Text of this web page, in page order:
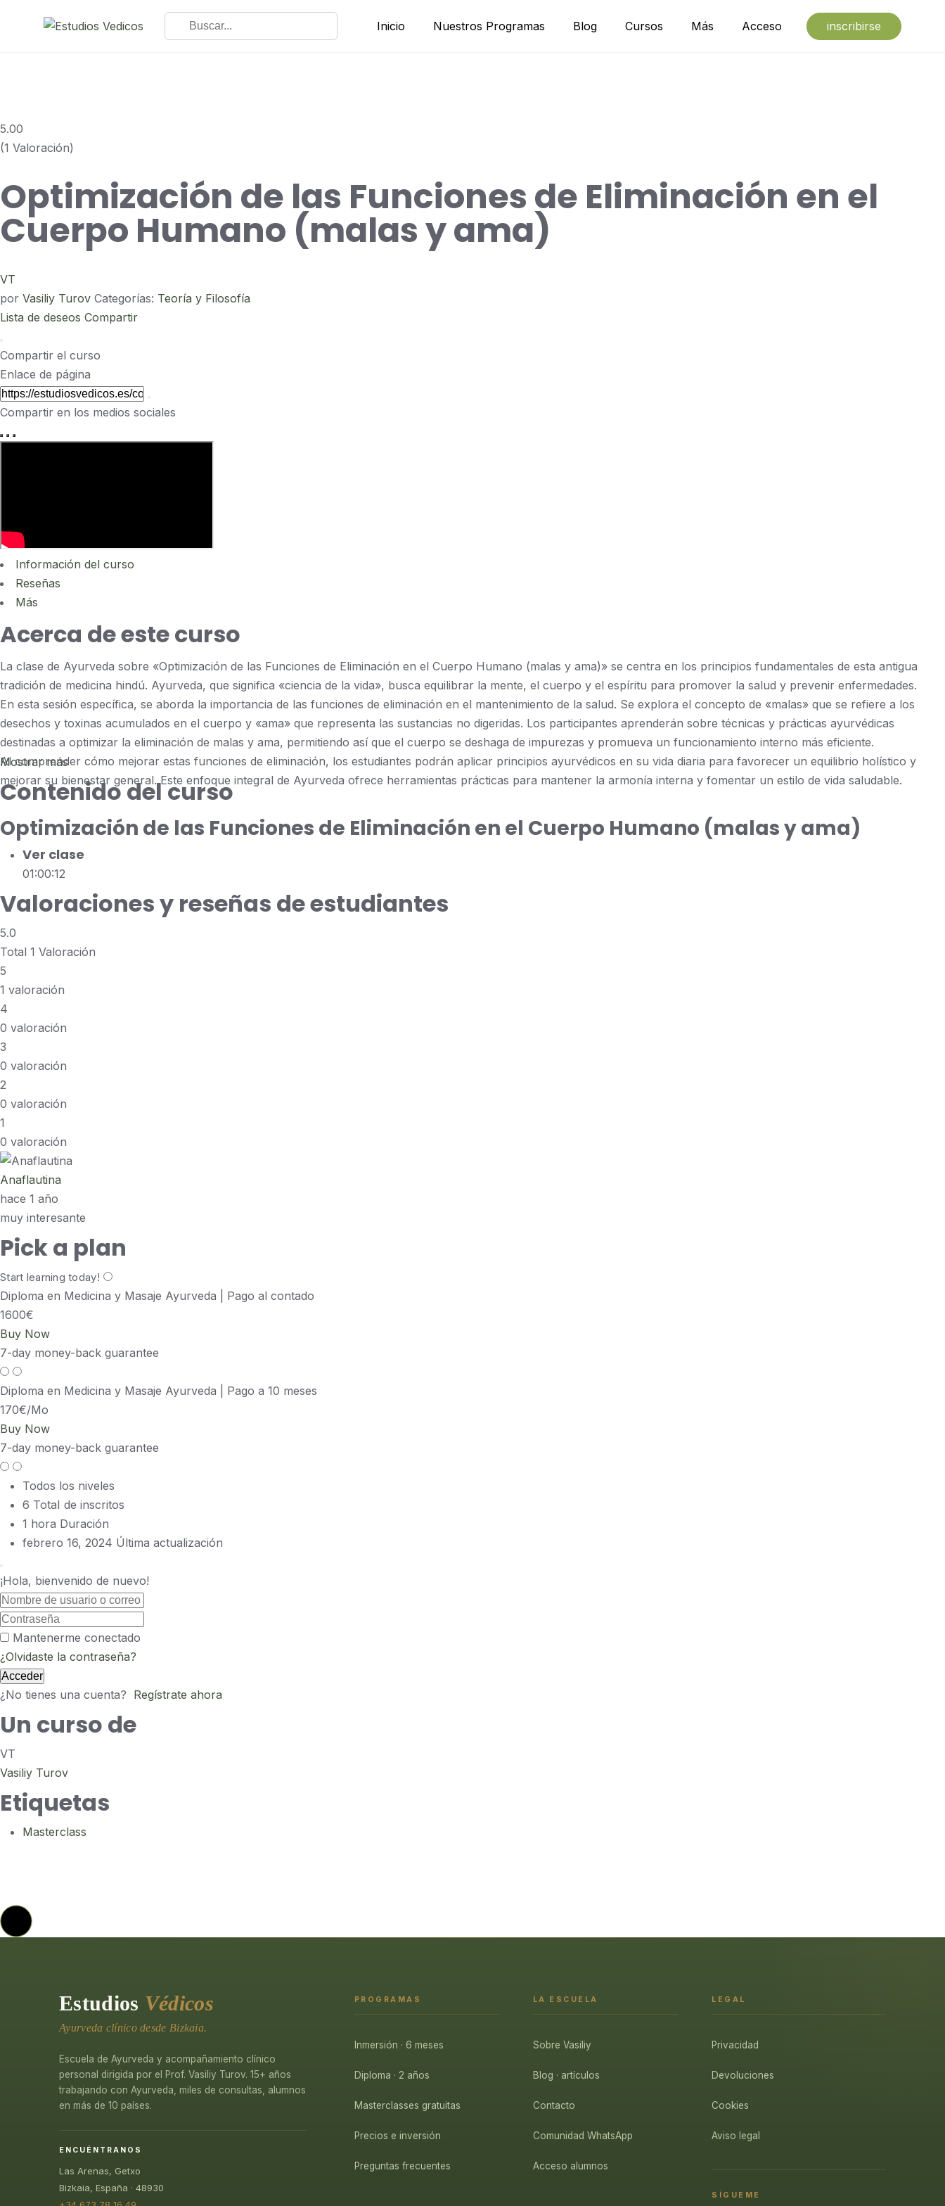
Inicio Nuestros Programas Blog Cursos Más Acceso inscribirse
5.00
(1 Valoración)
Optimización de las Funciones de Eliminación en el
Cuerpo Humano (malas y ama)
VT
por Vasiliy Turov Categorías: Teoría y Filosofía
Lista de deseos Compartir
Compartir el curso
Enlace de página
Compartir en los medios sociales
Información del curso
Reseñas
Más
Acerca de este curso
La clase de Ayurveda sobre «Optimización de las Funciones de Eliminación en el Cuerpo Humano (malas y ama)» se centra en los principios fundamentales de esta antigua
tradición de medicina hindú. Ayurveda, que significa «ciencia de la vida», busca equilibrar la mente, el cuerpo y el espíritu para promover la salud y prevenir enfermedades.
En esta sesión específica, se aborda la importancia de las funciones de eliminación en el mantenimiento de la salud. Se explora el concepto de «malas» que se refiere a los
desechos y toxinas acumulados en el cuerpo y «ama» que representa las sustancias no digeridas. Los participantes aprenderán sobre técnicas y prácticas ayurvédicas
destinadas a optimizar la eliminación de malas y ama, permitiendo así que el cuerpo se deshaga de impurezas y promueva un funcionamiento interno más eficiente.
Al comprender cómo mejorar estas funciones de eliminación, los estudiantes podrán aplicar principios ayurvédicos en su vida diaria para favorecer un equilibrio holístico y
mejorar su bienestar general. Este enfoque integral de Ayurveda ofrece herramientas prácticas para mantener la armonía interna y fomentar un estilo de vida saludable.
Mostrar más
Contenido del curso
Optimización de las Funciones de Eliminación en el Cuerpo Humano (malas y ama)
Ver clase
01:00:12
Valoraciones y reseñas de estudiantes
5.0
Total 1 Valoración
5
1 valoración
4
0 valoración
3
0 valoración
2
0 valoración
1
0 valoración
Anaflautina
hace 1 año
muy interesante
Pick a plan
Start learning today!
Diploma en Medicina y Masaje Ayurveda | Pago al contado
1600€
Buy Now
7-day money-back guarantee
Diploma en Medicina y Masaje Ayurveda | Pago a 10 meses
170€/Mo
Buy Now
7-day money-back guarantee
Todos los niveles
6 TotaI de inscritos
1 hora Duración
febrero 16, 2024 Última actualización
¡Hola, bienvenido de nuevo!
Mantenerme conectado
¿Olvidaste la contraseña?
Acceder
¿No tienes una cuenta? Regístrate ahora
Un curso de
VT
Vasiliy Turov
Etiquetas
Masterclass
Estudios Védicos
Ayurveda clínico desde Bizkaia.
Escuela de Ayurveda y acompañamiento clínico
personal dirigida por el Prof. Vasiliy Turov. 15+ años
trabajando con Ayurveda, miles de consultas, alumnos
en más de 10 países.
ENCUÉNTRANOS
Las Arenas, Getxo
Bizkaia, España · 48930
PROGRAMAS
Inmersión · 6 meses
Diploma · 2 años
Masterclasses gratuitas
Precios e inversión
Preguntas frecuentes
LA ESCUELA
Sobre Vasiliy
Blog · artículos
Contacto
Comunidad WhatsApp
Acceso alumnos
LEGAL
Privacidad
Devoluciones
Cookies
Aviso legal
SÍGUEME